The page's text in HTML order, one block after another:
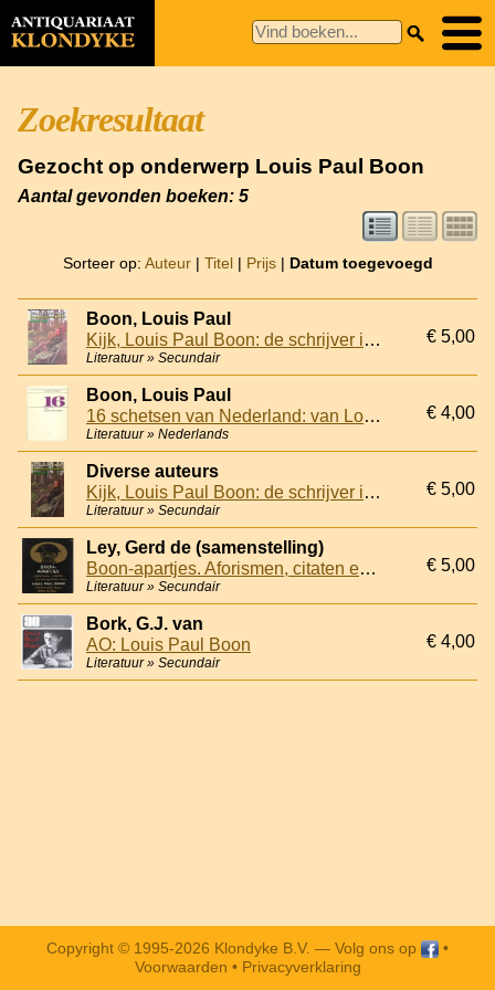
Zoekresultaat
Gezocht op onderwerp Louis Paul Boon
Aantal gevonden boeken: 5
Sorteer op: Auteur| Titel| Prijs| Datum toegevoegd
Boon, Louis Paul
Kijk, Louis Paul Boon: de schrijver in beeld
Literatuur » Secundair
€ 5,00
Boon, Louis Paul
16 schetsen van Nederland: van Louis Paul Boon
Literatuur » Nederlands
€ 4,00
Diverse auteurs
Kijk, Louis Paul Boon: de schrijver in beeld
Literatuur » Secundair
€ 5,00
Ley, Gerd de (samenstelling)
Boon-apartjes. Aforismen, citaten en uitspraken van Louis Paul Boon
Literatuur » Secundair
€ 5,00
Bork, G.J. van
AO: Louis Paul Boon
Literatuur » Secundair
€ 4,00
Copyright © 1995-2026 Klondyke B.V. — Volg ons op
•
Voorwaarden • Privacyverklaring